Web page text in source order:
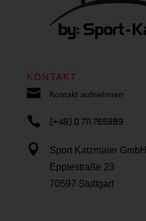
KONTAKT
 Kontakt aufnehmen
 (+49) 0 711 765989

Sport Katzmaier GmbH
Epplestraße 23
70597 Stuttgart